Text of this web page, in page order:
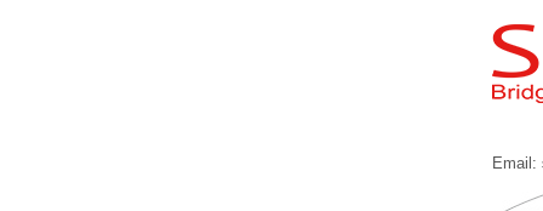
Email: